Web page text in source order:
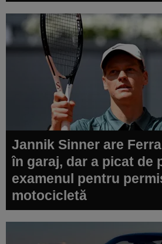
Jannik Sinner are
în garaj, dar a picat de
examenul pentru
motocicletă